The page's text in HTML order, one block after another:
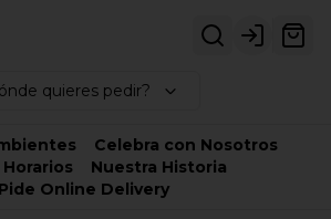
Login
quieres pedir?
Celebra con Nosotros
Horarios
Nuestra Historia
Pide Online Delivery